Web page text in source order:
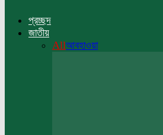
প্রচ্ছদ
জাতীয়
Allআবহাওয়া